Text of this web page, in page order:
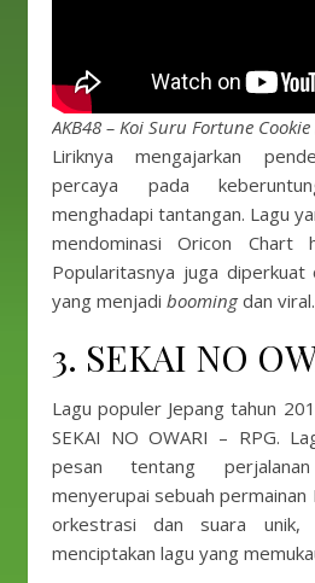
AKB48 – Koi Suru Fortune Cookie
Liriknya mengajarkan
percaya pada
menghadapi tantangan. Lagu
mendominasi Oricon Chart
Popularitasnya juga
yang menjadi boomingdan viral.
3. SEKAI NO
Lagu populer Jepang tahun
SEKAI NO OWARI – RPG.
pesan tentang
menyerupai sebuah permainan
orkestrasi dan suara unik,
menciptakan lagu yang